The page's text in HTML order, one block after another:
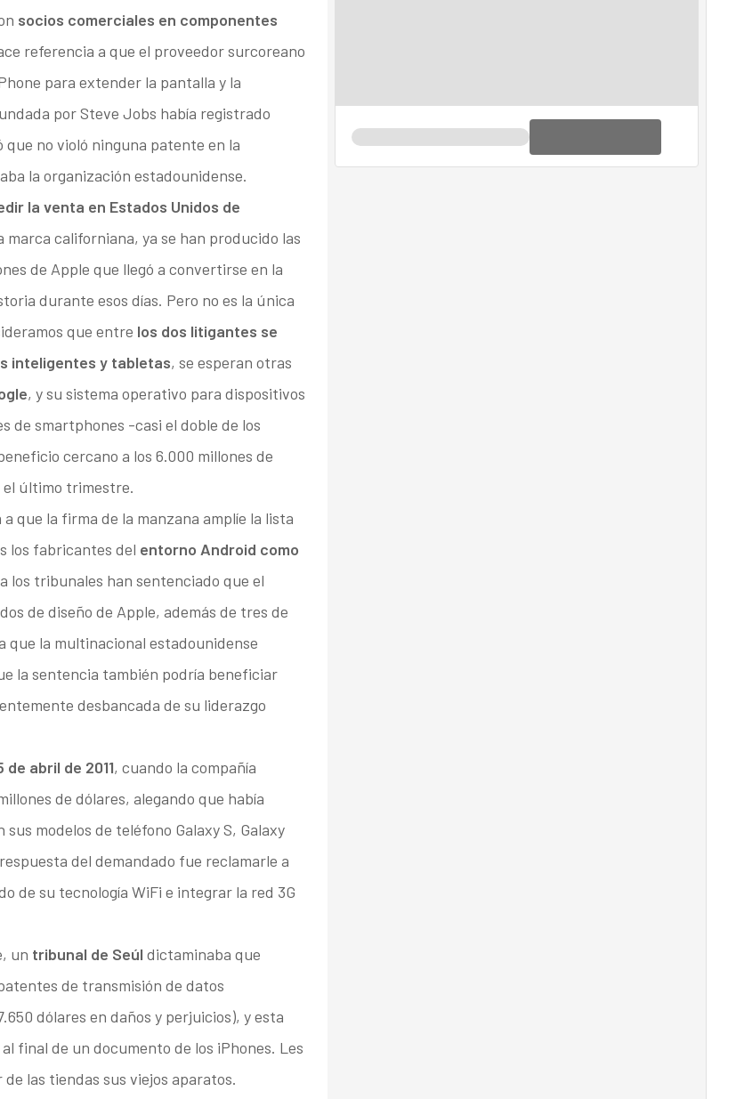
socios comerciales en componentes
referencia a que el proveedor surcoreano
para extender la pantalla y la
por Steve Jobs había registrado
no violó ninguna patente en la
la organización estadounidense.
la venta en Estados Unidos de
marca californiana, ya se han producido las
de Apple que llegó a convertirse en la
durante esos días. Pero no es la única
que entre los dos litigantes se
inteligentes y tabletas, se esperan otras
, y su sistema operativo para dispositivos
de smartphones -casi el doble de los
cercano a los 6.000 millones de
el último trimestre.
que la firma de la manzana amplíe la lista
los fabricantes del entorno Android como
los tribunales han sentenciado que el
de diseño de Apple, además de tres de
que la multinacional estadounidense
la sentencia también podría beneficiar
desbancada de su liderazgo
de abril de 2011, cuando la compañía
de dólares, alegando que había
modelos de teléfono Galaxy S, Galaxy
del demandado fue reclamarle a
de su tecnología WiFi e integrar la red 3G
un tribunal de Seúl dictaminaba que
de transmisión de datos
dólares en daños y perjuicios), y esta
final de un documento de los iPhones. Les
las tiendas sus viejos aparatos.